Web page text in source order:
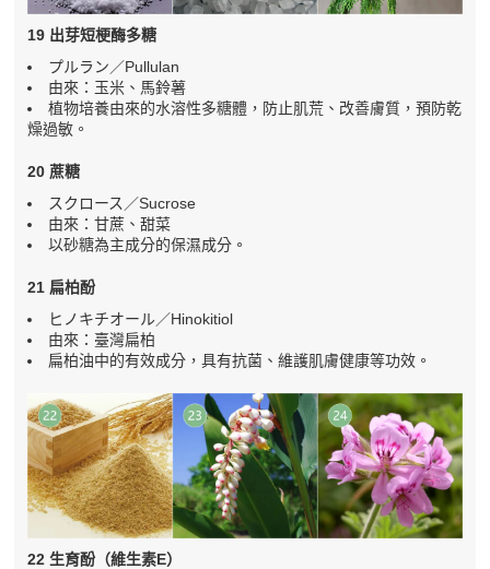
19 出芽短梗酶多糖
プルラン／Pullulan
由來：玉米、馬鈴薯
植物培養由來的水溶性多糖體，防止肌荒、改善膚質，預防乾
燥過敏。
20 蔗糖
スクロース／Sucrose
由來：甘蔗、甜菜
以砂糖為主成分的保濕成分。
21 扁柏酚
ヒノキチオール／Hinokitiol
由來：臺灣扁柏
扁柏油中的有效成分，具有抗菌、維護肌膚健康等功效。
22 生育酚（維生素E）